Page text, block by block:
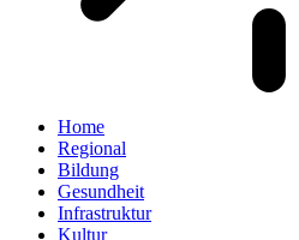
Home
Regional
Bildung
Gesundheit
Infrastruktur
Kultur